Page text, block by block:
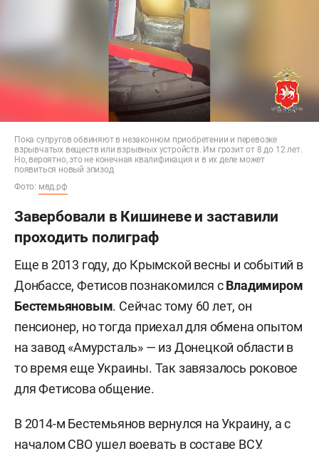
Пока супругов обвиняют в незаконном приобретении и перевозке
взрывчатых веществ или взрывных устройств. Им грозит от 8 до 12 лет.
Но, вероятно, это не конечная квалификация и в их деле может
появиться новый эпизод
Фото: мвд.рф
Завербовали в Кишиневе и заставили
проходить полиграф
Еще в 2013 году, до Крымской весны и событий в
Донбассе, Фетисов познакомился сВладимиром
Бестемьяновым. Сейчас тому 60 лет, он
пенсионер, но тогда приехал для обмена опытом
на завод «Амурсталь» — из Донецкой области в
то время еще Украины. Так завязалось роковое
для Фетисова общение.
В 2014-м Бестемьянов вернулся на Украину, а с
началом СВО ушел воевать в составе ВСУ.